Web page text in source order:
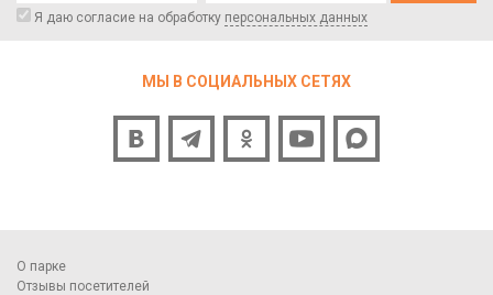
Я даю согласие на обработку персональных данных
МЫ В СОЦИАЛЬНЫХ СЕТЯХ
О парке
Отзывы посетителей